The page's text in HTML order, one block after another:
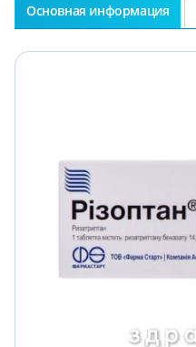
Основная информация